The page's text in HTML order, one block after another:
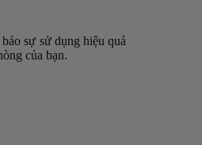
sự sử dụng hiệu quả
của bạn.